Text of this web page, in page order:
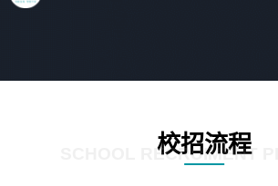
校招流程
SCHOOL RECRUIMENT